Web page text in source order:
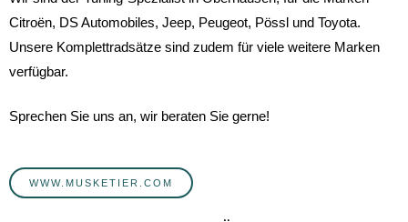
Citroën, DS Automobiles, Jeep, Peugeot, Pössl und Toyota.
Unsere Komplettradsätze sind zudem für viele weitere Marken
verfügbar.
Sprechen Sie uns an, wir beraten Sie gerne!
WWW.MUSKETIER.COM